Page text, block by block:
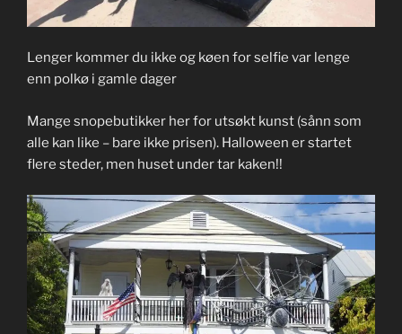
Lenger kommer du ikke og køen for selfie var lenge
enn polkø i gamle dager
Mange snopebutikker her for utsøkt kunst (sånn som
alle kan like – bare ikke prisen). Halloween er startet
flere steder, men huset under tar kaken!!